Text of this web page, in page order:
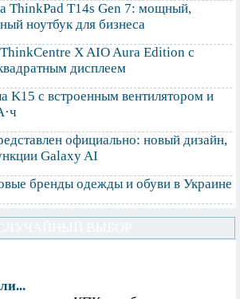
ThinkPad T14s Gen 7: мощный,
ноутбук для бизнеса
X AIO Aura Edition с
дисплеем
K15 с встроенным вентилятором и
официально: новый дизайн,
Galaxy AI
бренды одежды и обуви в Украине